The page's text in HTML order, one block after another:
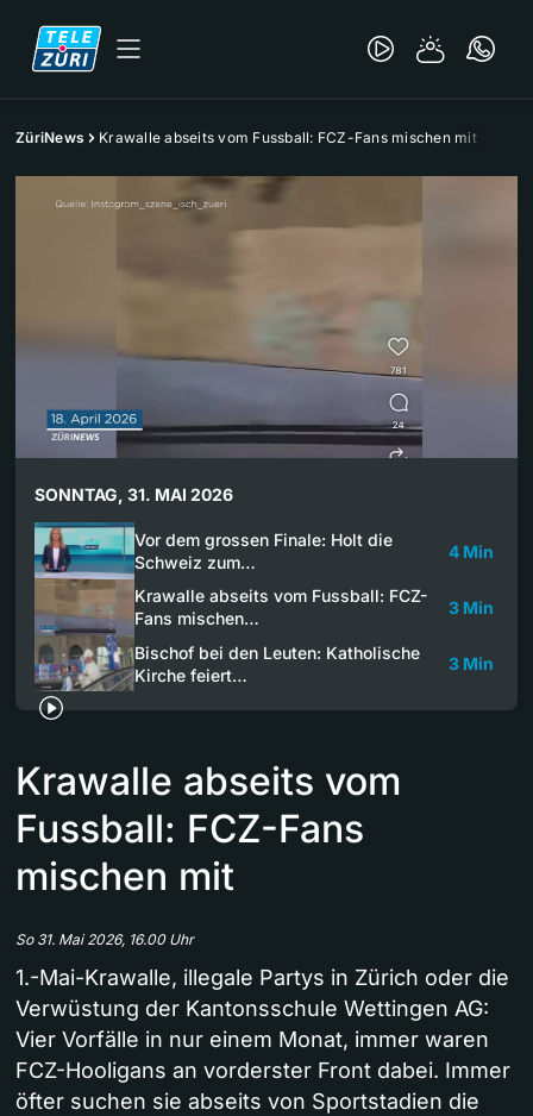
ZüriNews Krawalle abseits vom Fussball: FCZ-Fans mischen mit
SONNTAG, 31. MAI 2026
Vor dem grossen Finale: Holt die
Schweiz zum…
4 Min
Krawalle abseits vom Fussball: FCZ-
Fans mischen…
3 Min
Bischof bei den Leuten: Katholische
Kirche feiert…
3 Min
Krawalle abseits vom
Fussball: FCZ-Fans
mischen mit
So 31. Mai 2026, 16.00 Uhr
1.-Mai-Krawalle, illegale Partys in Zürich oder die
Verwüstung der Kantonsschule Wettingen AG:
Vier Vorfälle in nur einem Monat, immer waren
FCZ-Hooligans an vorderster Front dabei. Immer
öfter suchen sie abseits von Sportstadien die